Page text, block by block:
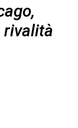
rivalità